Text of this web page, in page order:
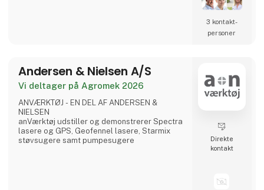
3 kontakt­
personer
Andersen & Nielsen A/S
Vi deltager på Agromek 2026
ANVÆRKTØJ - EN DEL AF ANDERSEN &
NIELSEN
anVærktøj udstiller og demonstrerer Spectra
lasere og GPS, Geofennel lasere, Starmix
støvsugere samt pumpesugere
Direkte
kontakt